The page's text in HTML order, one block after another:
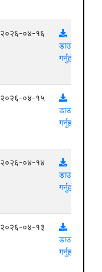
२०२६-०४-१६
डाउनलोड
गर्नुहोस्
२०२६-०४-१५
डाउनलोड
गर्नुहोस्
२०२६-०४-१४
डाउनलोड
गर्नुहोस्
२०२६-०४-१३
डाउनलोड
गर्नुहोस्